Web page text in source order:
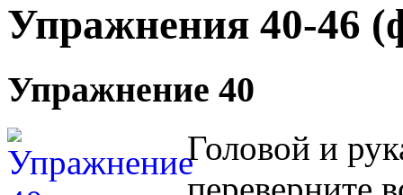
Упражнения 40-46
Упражнение 40
Головой и